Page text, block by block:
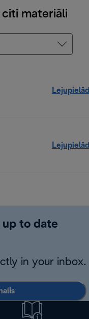
citi materiāli
to date
in your inbox.